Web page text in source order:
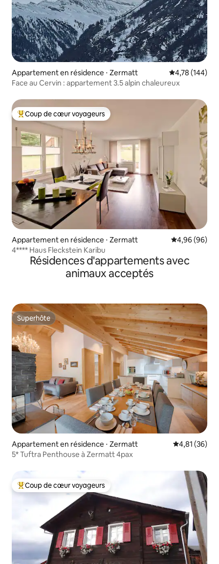
Appartement en résidence ⋅ Zermatt Évaluation
4,78 (144)
Face au Cervin : appartement 3.5 alpin chaleureux
Coups de cœur voyageurs les plus appréciés
Coup de cœur voyageurs
Appartement en résidence ⋅ Zermatt Évaluation
4,96 (96)
4**** Haus Fleckstein Karibu
Résidences d'appartements avec
animaux acceptés
Superhôte
Superhôte
Appartement en résidence ⋅ Zermatt Évaluation
4,81 (36)
5* Tuftra Penthouse à Zermatt 4pax
Coups de cœur voyageurs les plus appréciés
Coup de cœur voyageurs